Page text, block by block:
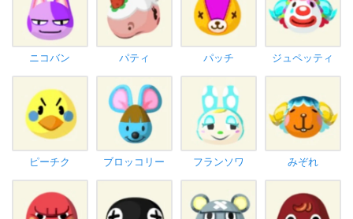
ニコバン パティ パッチ ジュペッティ
ピーチク ブロッコリー フランソワ みぞれ